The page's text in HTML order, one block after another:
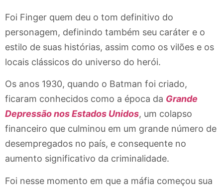
Foi Finger quem deu o tom definitivo do
personagem, definindo também seu caráter e o
estilo de suas histórias, assim como os vilões e os
locais clássicos do universo do herói.
Os anos 1930, quando o Batman foi criado,
ficaram conhecidos como a época da Grande
Depressão nos Estados Unidos, um colapso
financeiro que culminou em um grande número de
desempregados no país, e consequente no
aumento significativo da criminalidade.
Foi nesse momento em que a máfia começou sua